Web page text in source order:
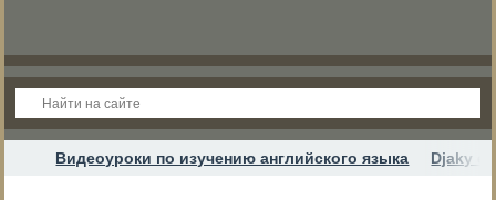
Видеоуроки по изучению английского языка Djaky